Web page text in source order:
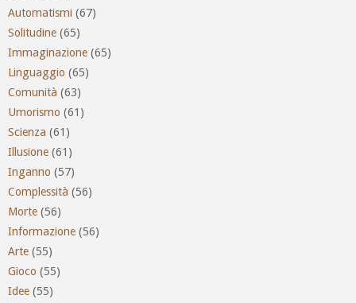
Automatismi (67)
Solitudine (65)
Immaginazione (65)
Linguaggio (65)
Comunità (63)
Umorismo (61)
Scienza (61)
Illusione (61)
Inganno (57)
Complessità (56)
Morte (56)
Informazione (56)
Arte (55)
Gioco (55)
Idee (55)